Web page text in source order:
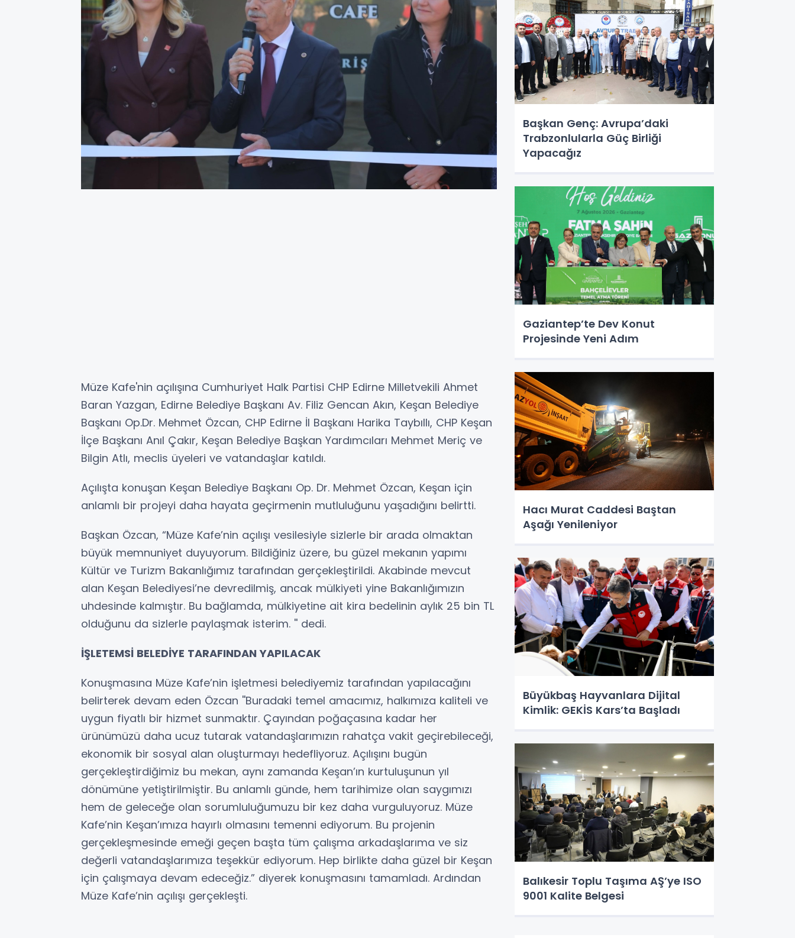
Müze Kafe'nin açılışına Cumhuriyet Halk Partisi CHP Edirne Milletvekili Ahmet
Baran Yazgan, Edirne Belediye Başkanı Av. Filiz Gencan Akın, Keşan Belediye
Başkanı Op.Dr. Mehmet Özcan, CHP Edirne İl Başkanı Harika Taybıllı, CHP Keşan
İlçe Başkanı Anıl Çakır, Keşan Belediye Başkan Yardımcıları Mehmet Meriç ve
Bilgin Atlı, meclis üyeleri ve vatandaşlar katıldı.
Açılışta konuşan Keşan Belediye Başkanı Op. Dr. Mehmet Özcan, Keşan için
anlamlı bir projeyi daha hayata geçirmenin mutluluğunu yaşadığını belirtti.
Başkan Özcan, “Müze Kafe’nin açılışı vesilesiyle sizlerle bir arada olmaktan
büyük memnuniyet duyuyorum. Bildiğiniz üzere, bu güzel mekanın yapımı
Kültür ve Turizm Bakanlığımız tarafından gerçekleştirildi. Akabinde mevcut
alan Keşan Belediyesi’ne devredilmiş, ancak mülkiyeti yine Bakanlığımızın
uhdesinde kalmıştır. Bu bağlamda, mülkiyetine ait kira bedelinin aylık 25 bin TL
olduğunu da sizlerle paylaşmak isterim. '' dedi.
İŞLETEMSİ BELEDİYE TARAFINDAN YAPILACAK
Konuşmasına Müze Kafe’nin işletmesi belediyemiz tarafından yapılacağını
belirterek devam eden Özcan ''Buradaki temel amacımız, halkımıza kaliteli ve
uygun fiyatlı bir hizmet sunmaktır. Çayından poğaçasına kadar her
ürünümüzü daha ucuz tutarak vatandaşlarımızın rahatça vakit geçirebileceği,
ekonomik bir sosyal alan oluşturmayı hedefliyoruz. Açılışını bugün
gerçekleştirdiğimiz bu mekan, aynı zamanda Keşan’ın kurtuluşunun yıl
dönümüne yetiştirilmiştir. Bu anlamlı günde, hem tarihimize olan saygımızı
hem de geleceğe olan sorumluluğumuzu bir kez daha vurguluyoruz. Müze
Kafe’nin Keşan’ımıza hayırlı olmasını temenni ediyorum. Bu projenin
gerçekleşmesinde emeği geçen başta tüm çalışma arkadaşlarıma ve siz
değerli vatandaşlarımıza teşekkür ediyorum. Hep birlikte daha güzel bir Keşan
için çalışmaya devam edeceğiz.” diyerek konuşmasını tamamladı. Ardından
Müze Kafe’nin açılışı gerçekleşti.
Başkan Genç: Avrupa’daki
Trabzonlularla Güç Birliği
Yapacağız
Gaziantep’te Dev Konut
Projesinde Yeni Adım
Hacı Murat Caddesi Baştan
Aşağı Yenileniyor
Büyükbaş Hayvanlara Dijital
Kimlik: GEKİS Kars’ta Başladı
Balıkesir Toplu Taşıma AŞ’ye ISO
9001 Kalite Belgesi